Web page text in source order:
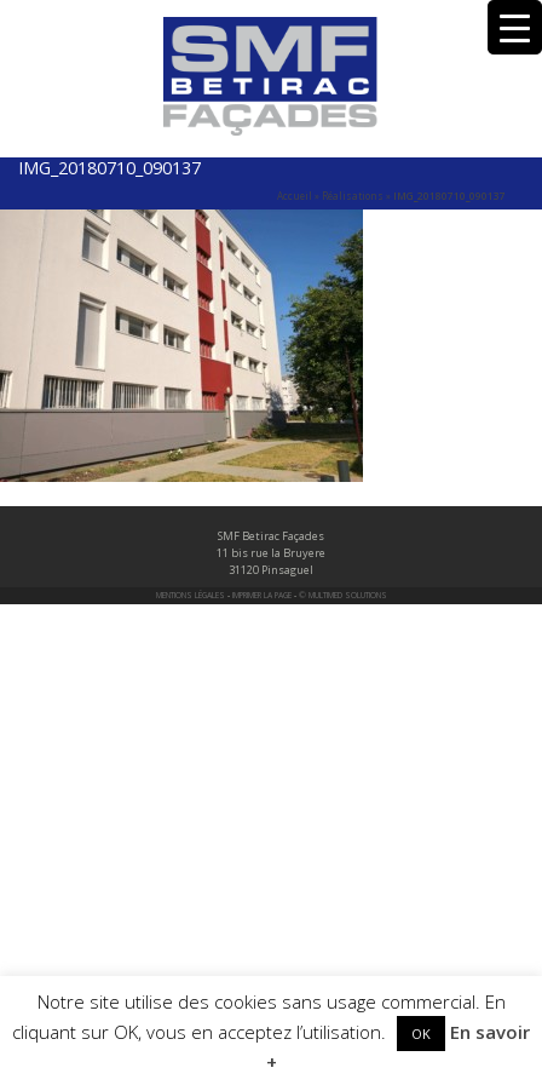
IMG_20180710_090137
Accueil » Réalisations » IMG_20180710_090137
SMF Betirac Façades
11 bis rue la Bruyere
31120 Pinsaguel
MENTIONS LÉGALES - IMPRIMER LA PAGE- © MULTIMED SOLUTIONS
Notre site utilise des cookies sans usage commercial. En
cliquant sur OK, vous en acceptez l’utilisation.
OK
En savoir
+